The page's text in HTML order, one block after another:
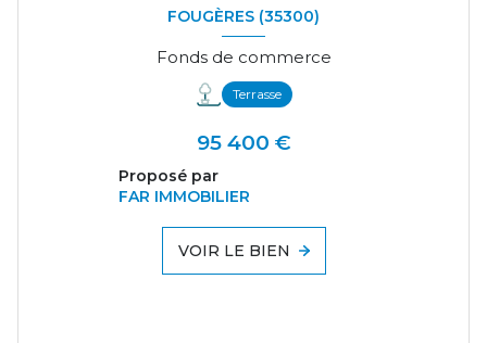
FOUGÈRES (35300)
Fonds de commerce
Terrasse
95 400 €
Proposé par
FAR IMMOBILIER
VOIR LE BIEN